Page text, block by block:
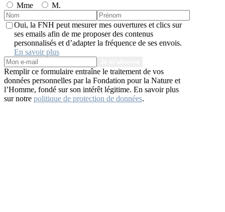
Mme
M.
Oui, la FNH peut mesurer mes ouvertures et clics sur
ses emails afin de me proposer des contenus
personnalisés et d’adapter la fréquence de ses envois.
En savoir plus
Remplir ce formulaire entraîne le traitement de vos
données personnelles par la Fondation pour la Nature et
l’Homme, fondé sur son intérêt légitime. En savoir plus
sur notre politique de protection de données.